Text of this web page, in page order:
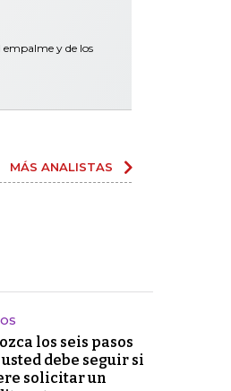
empalme y de los
MÁS ANALISTAS
los seis pasos
debe seguir si
solicitar un